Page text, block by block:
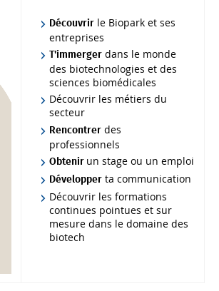
Découvrir le Biopark et ses
entreprises
T'immerger dans le monde
des biotechnologies et des
sciences biomédicales
Découvrir les métiers du
secteur
Rencontrer des
professionnels
Obtenir un stage ou un emploi
Développer ta communication
Découvrir les formations
continues pointues et sur
mesure dans le domaine des
biotech